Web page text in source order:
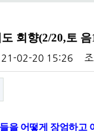
회향(2/20,토 음
21-02-20 15:26
을 어떻게 장엄하고